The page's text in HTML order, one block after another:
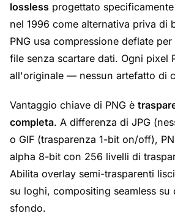
lossless progettato
nel 1996 come alternativa priva di
PNG usa compressione deflate
file senza scartare dati. Ogni pixel
all'originale — nessun artefatto di
Vantaggio chiave di PNG è
completa. A differenza di JPG
o GIF (trasparenza 1-bit on/off),
alpha 8-bit con 256 livelli di
Abilita overlay semi-trasparenti
su loghi, compositing seamless su
sfondo.